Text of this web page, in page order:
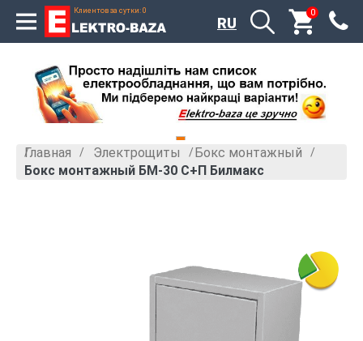
Клиентов за сутки: 0 0
RU
Главная » Электрощиты »Бокс монтажный »
Бокс монтажный БМ-30 С+П Билмакс